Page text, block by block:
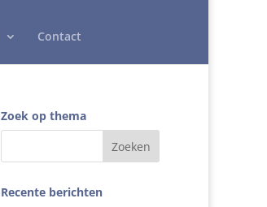
Contact
Zoek op thema
Recente berichten